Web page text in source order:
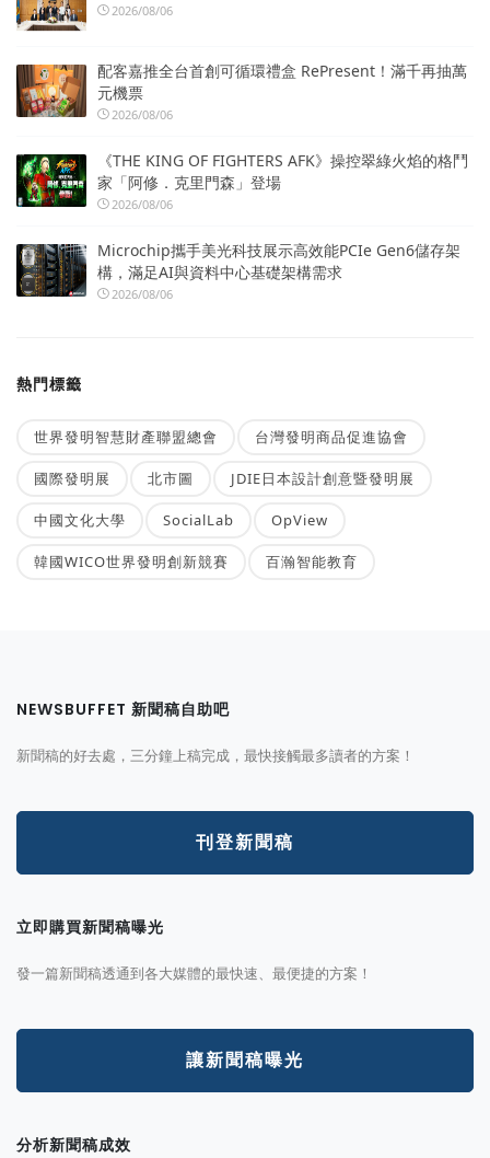
2026/08/06
配客嘉推全台首創可循環禮盒 RePresent！滿千再抽萬
元機票
2026/08/06
《THE KING OF FIGHTERS AFK》操控翠綠火焰的格鬥
家「阿修．克里門森」登場
2026/08/06
Microchip攜手美光科技展示高效能PCIe Gen6儲存架
構，滿足AI與資料中心基礎架構需求
2026/08/06
熱門標籤
世界發明智慧財產聯盟總會 台灣發明商品促進協會
國際發明展 北市圖 JDIE日本設計創意暨發明展
中國文化大學 SocialLab OpView
韓國WICO世界發明創新競賽 百瀚智能教育
NEWSBUFFET 新聞稿自助吧
新聞稿的好去處，三分鐘上稿完成，最快接觸最多讀者的方案！
刊登新聞稿
立即購買新聞稿曝光
發一篇新聞稿透通到各大媒體的最快速、最便捷的方案！
讓新聞稿曝光
分析新聞稿成效